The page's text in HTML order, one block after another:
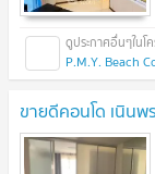
P.M.Y. Beach
ขายดีคอนโด เนินพ